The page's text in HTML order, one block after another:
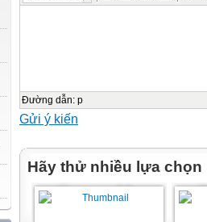
Đường dẫn: p
Gửi ý kiến
Hãy thử nhiều lựa chọn